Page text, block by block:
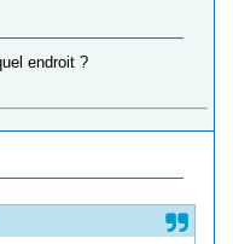
endroit ?